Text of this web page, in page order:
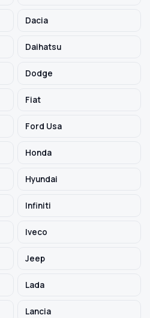
Dacia
Daihatsu
Dodge
Fiat
Ford Usa
Honda
Hyundai
Infiniti
Iveco
Jeep
Lada
Lancia